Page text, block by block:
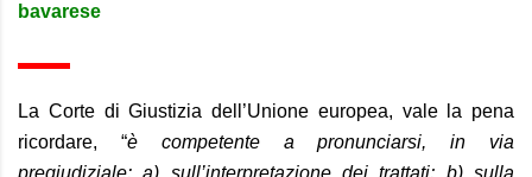
bavarese
La Corte di Giustizia dell’Unione europea, vale la pena
ricordare, “è competente a pronunciarsi, in via